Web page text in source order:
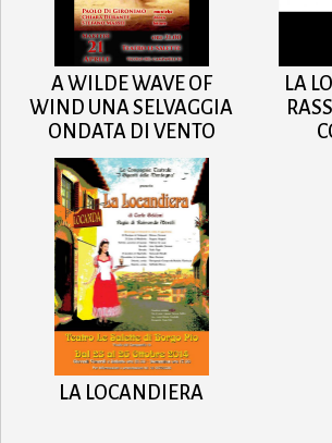
A WILDE WAVE OF
WIND UNA SELVAGGIA
ONDATA DI VENTO
LA
LA LOCANDIERA